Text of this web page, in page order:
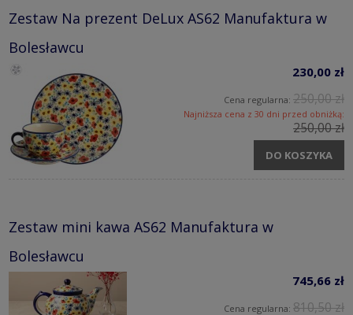
Zestaw Na prezent DeLux AS62 Manufaktura w
Bolesławcu
230,00 zł
Cena regularna: 250,00 zł
Najniższa cena z 30 dni przed obniżką:
250,00 zł
DO KOSZYKA
Zestaw mini kawa AS62 Manufaktura w
Bolesławcu
745,66 zł
Cena regularna: 810,50 zł